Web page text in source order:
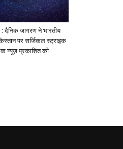
जागरण ने भारतीय
पर सर्जिकल स्ट्राइक
न्यूज़ प्रकाशित की